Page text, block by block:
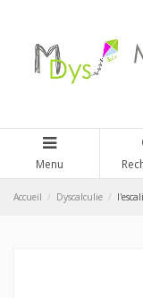
Menu
Accueil Dyscalculie